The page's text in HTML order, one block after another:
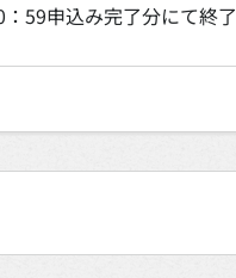
59申込み完了分にて終了